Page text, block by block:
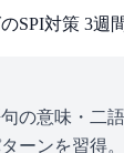
のSPI対策 3週
の意味・二
ーンを習得。